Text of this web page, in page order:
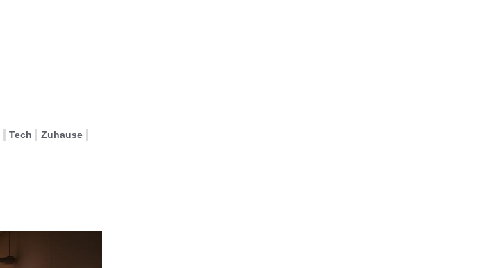
Tech Zuhause